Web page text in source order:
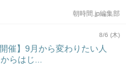
朝時間.jp編集部
8/6 (木)
催】9月から変わりたい人
らはじ...